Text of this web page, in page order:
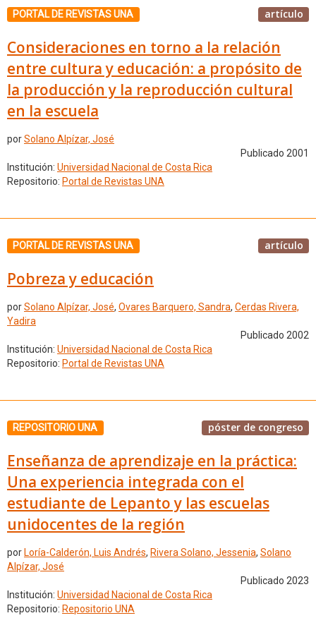
PORTAL DE REVISTAS UNA artículo
Consideraciones en torno a la relación
entre cultura y educación: a propósito de
la producción y la reproducción cultural
en la escuela
porSolano Alpízar, José
Publicado 2001
Institución: Universidad Nacional de Costa Rica
Repositorio: Portal de Revistas UNA
PORTAL DE REVISTAS UNA artículo
Pobreza y educación
porSolano Alpízar, José, Ovares Barquero, Sandra, Cerdas Rivera,
Yadira
Publicado 2002
Institución: Universidad Nacional de Costa Rica
Repositorio: Portal de Revistas UNA
REPOSITORIO UNA póster de congreso
Enseñanza de aprendizaje en la práctica:
Una experiencia integrada con el
estudiante de Lepanto y las escuelas
unidocentes de la región
por Loría-Calderón, Luis Andrés, Rivera Solano, Jessenia, Solano
Alpízar, José
Publicado 2023
Institución: Universidad Nacional de Costa Rica
Repositorio: Repositorio UNA